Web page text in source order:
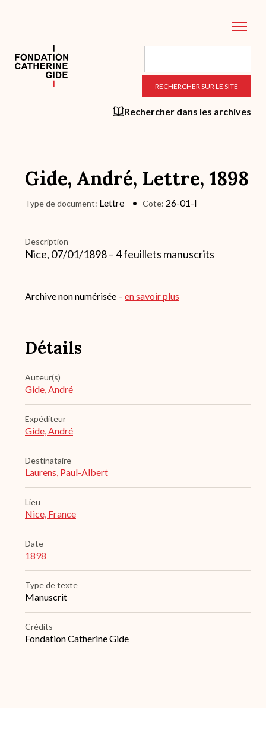
principal
Rechercher dans les archives
Gide, André, Lettre, 1898
Type de document Lettre Cote 26-01-l
Description
Nice, 07/01/1898 – 4 feuillets manuscrits
Archive non numérisée – en savoir plus
Détails
Auteur(s)
Gide, André
Expéditeur
Gide, André
Destinataire
Laurens, Paul-Albert
Lieu
Nice, France
Date
1898
Type de texte
Manuscrit
Crédits
Fondation Catherine Gide